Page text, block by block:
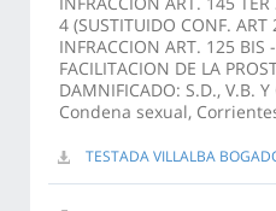
4 (SUSTITUIDO CONF.
INFRACCION ART. 125 BIS
FACILITACION DE LA
DAMNIFICADO: S.D., V.B.
Condena sexual,
TESTADA VILLALBA